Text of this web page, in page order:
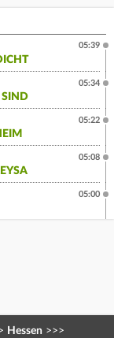
05:39
SIND
05:34
05:22
05:08
05:00
Hessen >>>